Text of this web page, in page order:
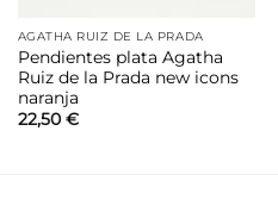
AGATHA RUIZ DE LA PRADA
Pendientes plata Agatha
Ruiz de la Prada new icons
naranja
22,50 €